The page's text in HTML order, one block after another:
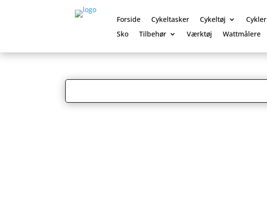
Forside Cykeltasker Cykeltøj Cykler
Sko
Tilbehør Værktøj Wattmålere